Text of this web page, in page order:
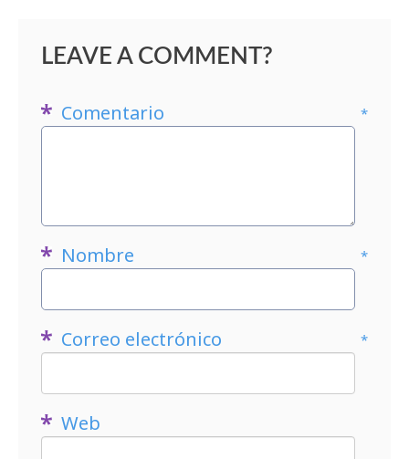
LEAVE A COMMENT?
Comentario *
Nombre *
Correo electrónico *
Web